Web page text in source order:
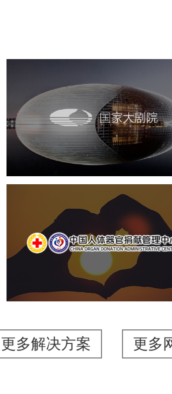
国家大剧院
文化艺术 剧院 智慧展馆 展馆网站
中国人体器官捐献管理
国企 品牌官网
网站设计
更多解决方案 更多